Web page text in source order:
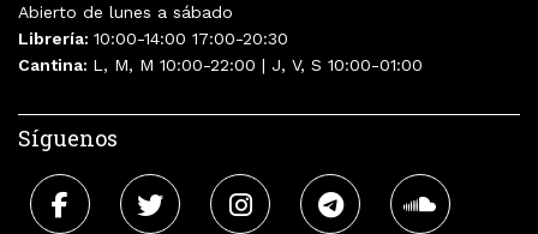
Abierto de lunes a sábado
Librería: 10:00-14:00 17:00-20:30
Cantina: L, M, M 10:00-22:00 | J, V, S 10:00-01:00
Síguenos